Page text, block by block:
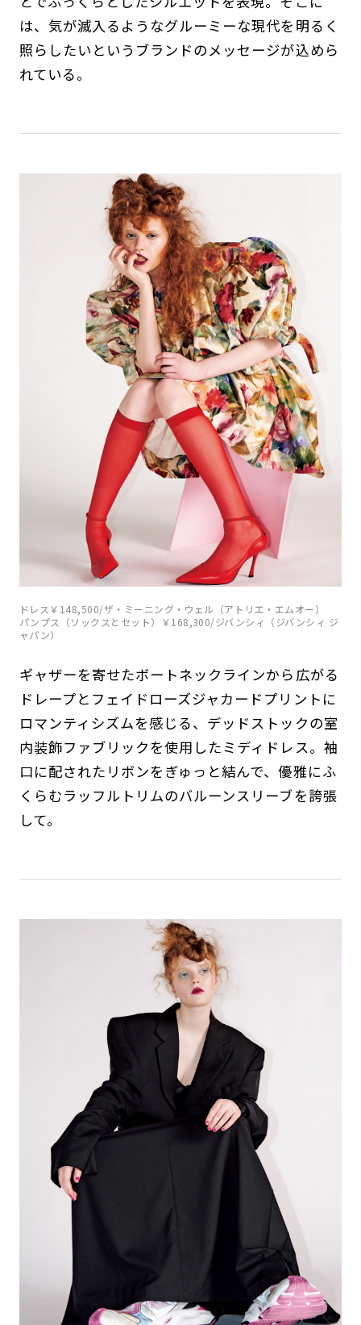
は、気が滅入るようなグルーミーな現代を明るく
照らしたいというブランドのメッセージが込めら
れている。
ドレス￥148,500/ザ・ミーニング・ウェル（アトリエ・エムオー）
パンプス（ソックスとセット）￥168,300/ジバンシィ（ジバンシィ ジ
ャパン）
ギャザーを寄せたボートネックラインから広がる
ドレープとフェイドローズジャカードプリントに
ロマンティシズムを感じる、デッドストックの室
内装飾ファブリックを使用したミディドレス。袖
口に配されたリボンをぎゅっと結んで、優雅にふ
くらむラッフルトリムのバルーンスリーブを誇張
して。